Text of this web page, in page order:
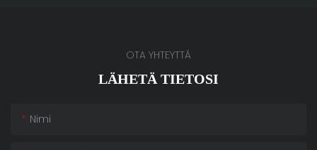
OTA YHTEYTTÄ
LÄHETÄ TIETOSI
Nimi